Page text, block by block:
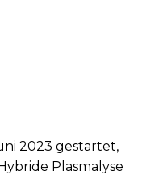
2023 gestartet,
Plasmalyse